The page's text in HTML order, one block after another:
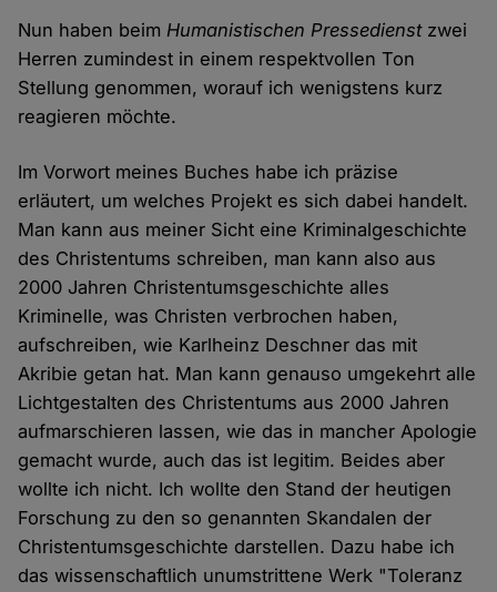
Nun haben beimHumanistischen Pressedienstzwei
Herren zumindest in einem respektvollen Ton
Stellung genommen, worauf ich wenigstens kurz
reagieren möchte.
Im Vorwort meines Buches habe ich präzise
erläutert, um welches Projekt es sich dabei handelt.
Man kann aus meiner Sicht eine Kriminalgeschichte
des Christentums schreiben, man kann also aus
2000 Jahren Christentumsgeschichte alles
Kriminelle, was Christen verbrochen haben,
aufschreiben, wie Karlheinz Deschner das mit
Akribie getan hat. Man kann genauso umgekehrt alle
Lichtgestalten des Christentums aus 2000 Jahren
aufmarschieren lassen, wie das in mancher Apologie
gemacht wurde, auch das ist legitim. Beides aber
wollte ich nicht. Ich wollte den Stand der heutigen
Forschung zu den so genannten Skandalen der
Christentumsgeschichte darstellen. Dazu habe ich
das wissenschaftlich unumstrittene Werk "Toleranz